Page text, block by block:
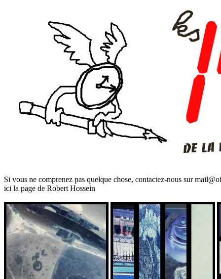
Si vous ne comprenez pas quelque chose, contactez-nous sur
ici la page de Robert Hossein